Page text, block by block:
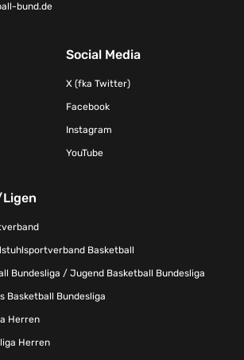
bund.de
Social Media
X (fka Twitter)
Facebook
Instagram
YouTube
Basketball
Bundesliga / Jugend Basketball Bundesliga
Basketball Bundesliga
Herren
Herren